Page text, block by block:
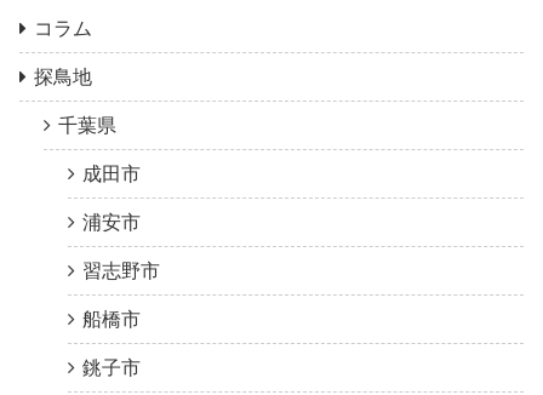
コラム
探鳥地
千葉県
成田市
浦安市
習志野市
船橋市
銚子市